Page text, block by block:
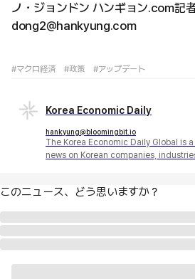
ノ・ジョンドン ハンギョン.com記
dong2@hankyung.com
#マクロ経済 #政策 #アップデート
Korea Economic Daily
hankyung@bloomingbit.io
The Korea Economic Daily Global is
news on Korean companies,
このニュース、どう思いますか？